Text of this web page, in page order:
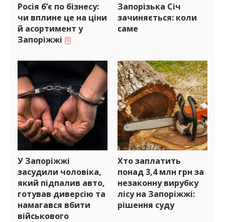
Росія б’є по бізнесу:
чи вплине це на ціни
й асортимент у
Запоріжжі
Запорізька Січ
зачиняється: коли
саме
У Запоріжжі
засудили чоловіка,
який підпалив авто,
готував диверсію та
намагався вбити
військового
Хто заплатить
понад 3,4 млн грн за
незаконну вирубку
лісу на Запоріжжі:
рішення суду